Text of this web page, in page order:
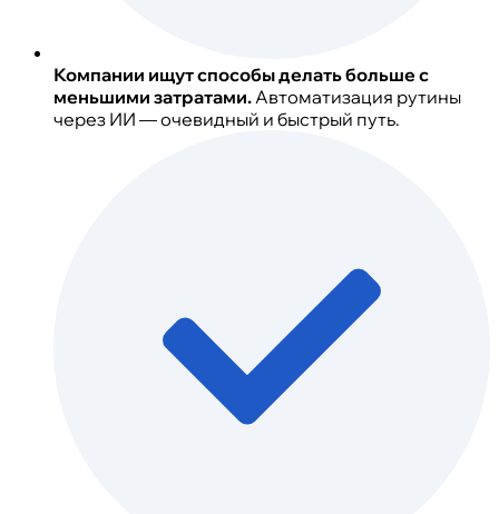
Компании ищут способы делать больше с
меньшими затратами. Автоматизация рутины
через ИИ — очевидный и быстрый путь.